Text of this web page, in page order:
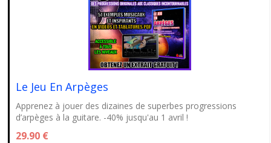
Le Jeu En Arpèges
Apprenez à jouer des dizaines de superbes progressions
d’arpèges à la guitare. -40% jusqu'au 1 avril !
29.90 €